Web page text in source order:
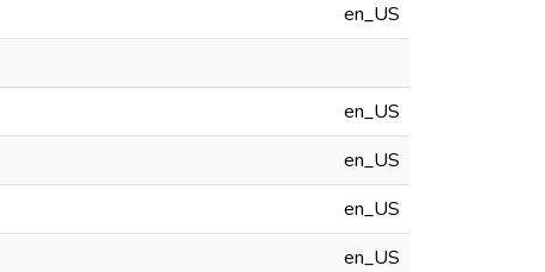
en_US
en_US
en_US
en_US
en_US